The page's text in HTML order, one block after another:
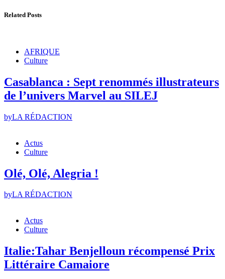
Related Posts
AFRIQUE
Culture
Casablanca : Sept renommés illustrateurs
de l’univers Marvel au SILEJ
byLA RÉDACTION
Actus
Culture
Olé, Olé, Alegria !
byLA RÉDACTION
Actus
Culture
Italie:Tahar Benjelloun récompensé Prix
Littéraire Camaiore